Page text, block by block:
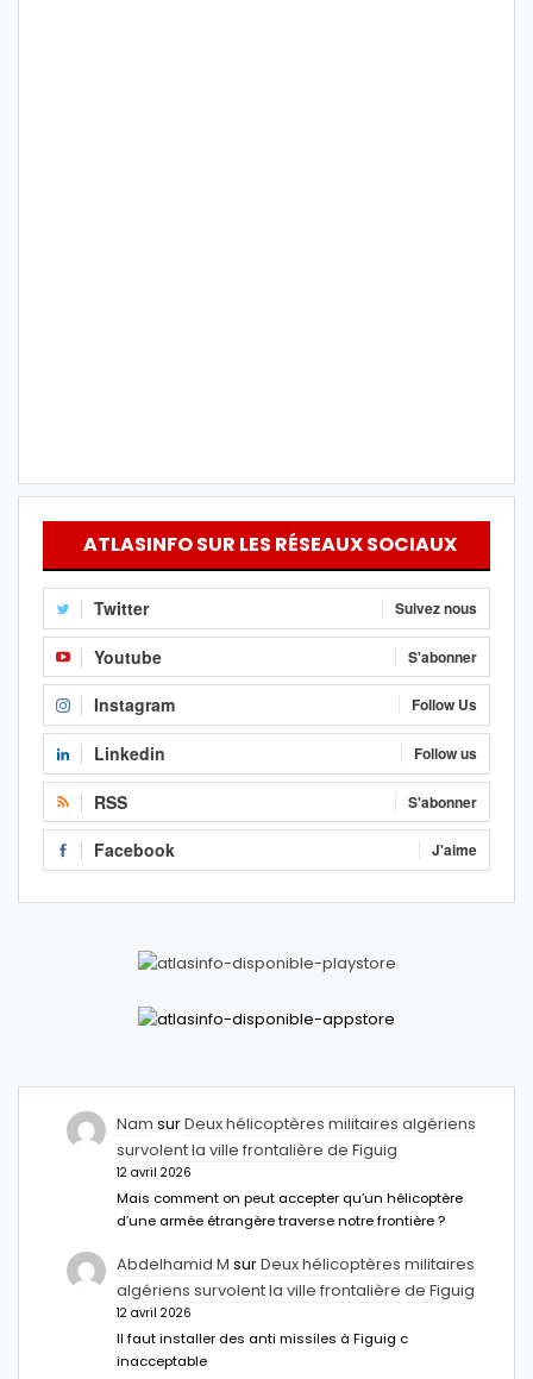
ATLASINFO SUR LES RÉSEAUX SOCIAUX
Twitter Suivez nous
Youtube S'abonner
Instagram Follow Us
Linkedin Follow us
RSS S'abonner
Facebook J'aime
Nam surDeux hélicoptères militaires algériens
survolent la ville frontalière de Figuig
12 avril 2026
Mais comment on peut accepter qu’un hélicoptère
d’une armée étrangère traverse notre frontière ?
Abdelhamid M surDeux hélicoptères militaires
algériens survolent la ville frontalière de Figuig
12 avril 2026
Il faut installer des anti missiles à Figuig c
inacceptable